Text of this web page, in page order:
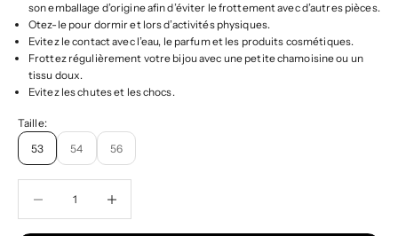
son emballage d’origine afin d’éviter le frottement avec d’autres pièces.
Otez-le pour dormir et lors d’activités physiques.
Evitez le contact avec l’eau, le parfum et les produits cosmétiques.
Frottez régulièrement votre bijou avec une petite chamoisine ou un
tissu doux.
Evitez les chutes et les chocs.
Taille:
53
54 56